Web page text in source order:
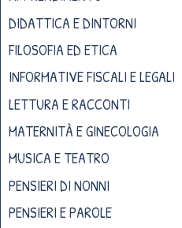
DIDATTICA E DINTORNI
FILOSOFIA ED ETICA
INFORMATIVE FISCALI E LEGALI
LETTURA E RACCONTI
MATERNITÀ E GINECOLOGIA
MUSICA E TEATRO
PENSIERI DI NONNI
PENSIERI E PAROLE